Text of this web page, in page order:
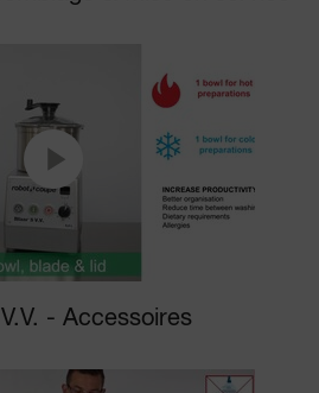
- Accessoires